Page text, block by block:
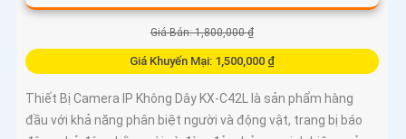
Giá Bán: 1,800,000 ₫
Giá Khuyến Mại: 1,500,000 ₫
Thiết Bị Camera IP Không Dây KX-C42L là sản phẩm hàng
đầu với khả năng phân biệt người và động vật, trang bị báo